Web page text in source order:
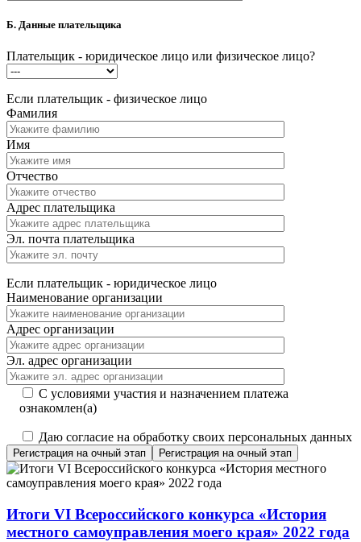
Б. Данные плательщика
Плательщик - юридическое лицо или физическое лицо?
Если плательщик - физическое лицо
Фамилия
Имя
Отчество
Адрес плательщика
Эл. почта плательщика
Если плательщик - юридическое лицо
Наименование организации
Адрес организации
Эл. адрес организации
С условиями участия и назначением платежа
ознакомлен(а)
Даю согласие на обработку своих персональных данных
Регистрация на очный этап
Итоги VI Всероссийского конкурса «История
местного самоуправления моего края» 2022 года